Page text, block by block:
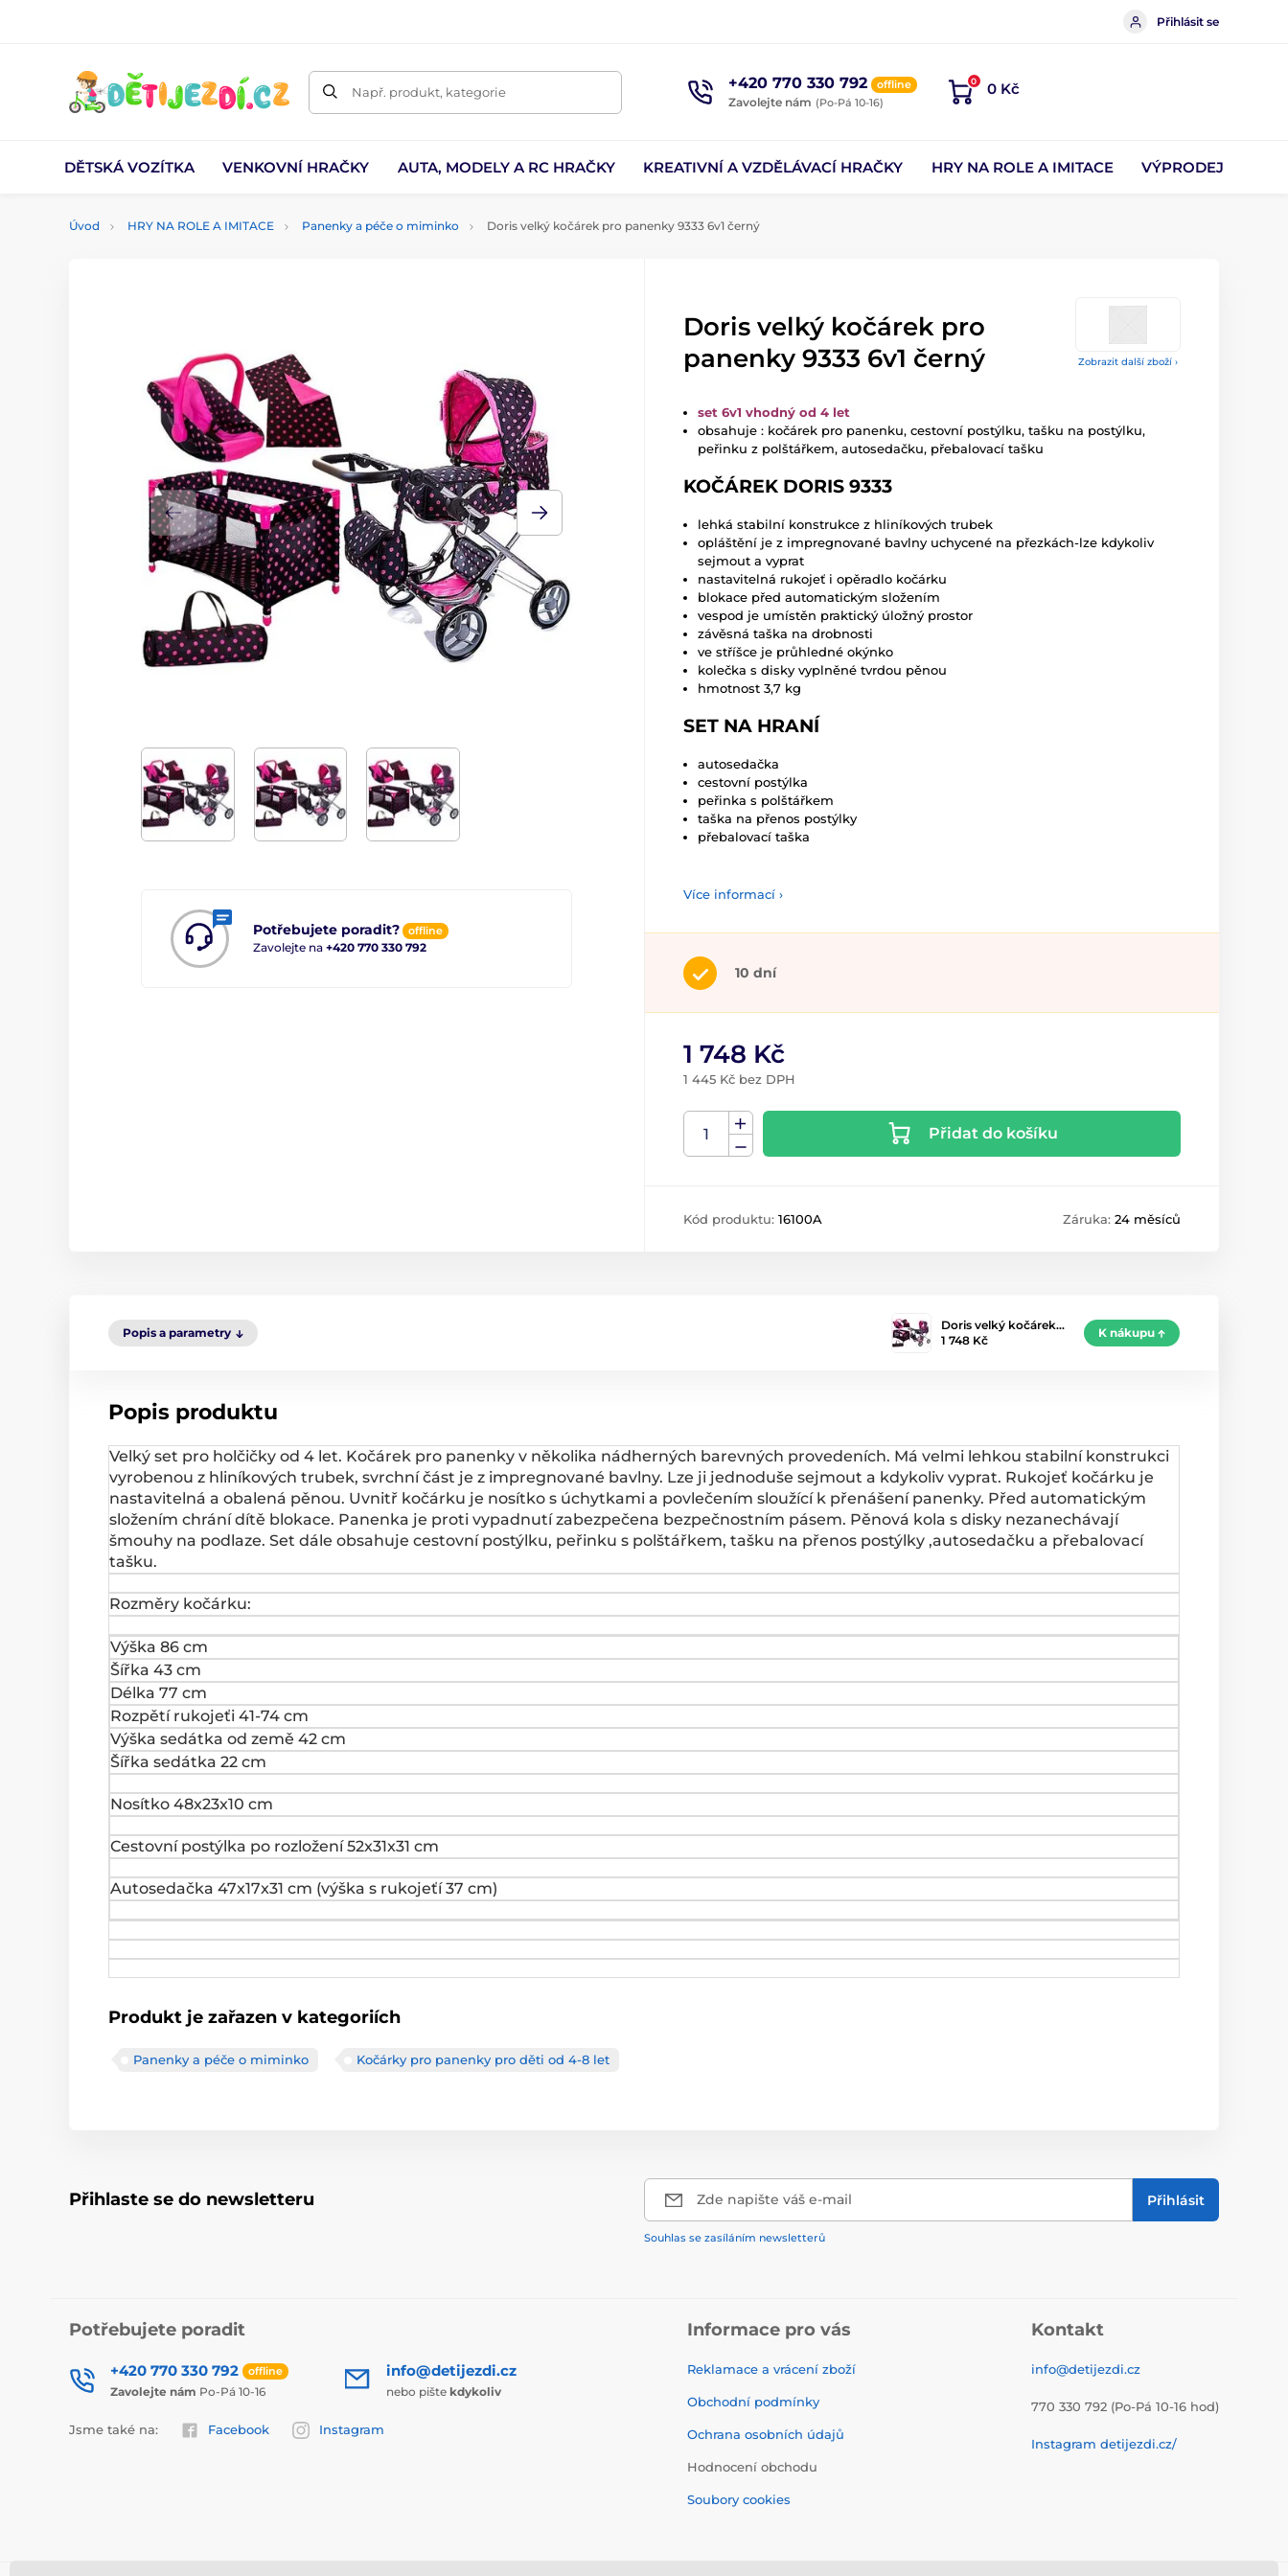
Přihlásit se
Např. produkt, kategorie +420 770 330 792 offline
Zavolejte nám (Po-Pá 10-16)
0 0 Kč
DĚTSKÁ VOZÍTKA VENKOVNÍ HRAČKY AUTA, MODELY A RC HRAČKY KREATIVNÍ A VZDĚLÁVACÍ HRAČKY HRY NA ROLE A IMITACE VÝPRODEJ
Úvod HRY NA ROLE A IMITACE Panenky a péče o miminko Doris velký kočárek pro panenky 9333 6v1 černý
Zobrazit další zboží ›
Potřebujete poradit? offline
Zavolejte na +420 770 330 792
Doris velký kočárek pro
panenky 9333 6v1 černý
set 6v1 vhodný od 4 let
obsahuje : kočárek pro panenku, cestovní postýlku, tašku na postýlku,
peřinku z polštářkem, autosedačku, přebalovací tašku
KOČÁREK DORIS 9333
lehká stabilní konstrukce z hliníkových trubek
opláštění je z impregnované bavlny uchycené na přezkách-lze kdykoliv
sejmout a vyprat
nastavitelná rukojeť i opěradlo kočárku
blokace před automatickým složením
vespod je umístěn praktický úložný prostor
závěsná taška na drobnosti
ve stříšce je průhledné okýnko
kolečka s disky vyplněné tvrdou pěnou
hmotnost 3,7 kg
SET NA HRANÍ
autosedačka
cestovní postýlka
peřinka s polštářkem
taška na přenos postýlky
přebalovací taška
Více informací ›
10 dní
1 748 Kč
1 445 Kč bez DPH
Přidat do košíku
Kód produktu: 16100A Záruka: 24 měsíců
Popis a parametry
Doris velký kočárek…
1 748 Kč
K nákupu
Popis produktu
Velký set pro holčičky od 4 let. Kočárek pro panenky v několika nádherných barevných provedeních. Má velmi lehkou stabilní konstrukci
vyrobenou z hliníkových trubek, svrchní část je z impregnované bavlny. Lze ji jednoduše sejmout a kdykoliv vyprat. Rukojeť kočárku je
nastavitelná a obalená pěnou. Uvnitř kočárku je nosítko s úchytkami a povlečením sloužící k přenášení panenky. Před automatickým
složením chrání dítě blokace. Panenka je proti vypadnutí zabezpečena bezpečnostním pásem. Pěnová kola s disky nezanechávají
šmouhy na podlaze. Set dále obsahuje cestovní postýlku, peřinku s polštářkem, tašku na přenos postýlky ,autosedačku a přebalovací
tašku.
Rozměry kočárku:
Výška 86 cm
Šířka 43 cm
Délka 77 cm
Rozpětí rukojeťi 41-74 cm
Výška sedátka od země 42 cm
Šířka sedátka 22 cm
Nosítko 48x23x10 cm
Cestovní postýlka po rozložení 52x31x31 cm
Autosedačka 47x17x31 cm (výška s rukojeťí 37 cm)
Produkt je zařazen v kategoriích
Panenky a péče o miminko Kočárky pro panenky pro děti od 4-8 let
Přihlaste se do newsletteru Zde napište váš e-mail Přihlásit
Souhlas se zasíláním newsletterů
Potřebujete poradit
+420 770 330 792 offline
Zavolejte nám Po-Pá 10-16
info@detijezdi.cz
nebo pište kdykoliv
Jsme také na: Facebook Instagram
Informace pro vás
Reklamace a vrácení zboží
Obchodní podmínky
Ochrana osobních údajů
Hodnocení obchodu
Soubory cookies
Kontakt
info@detijezdi.cz
770 330 792 (Po-Pá 10-16 hod)
Instagram detijezdi.cz/